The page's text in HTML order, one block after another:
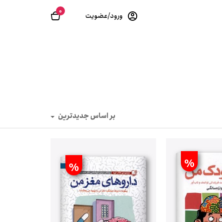
0 ورود/عضویت
بر اساس جدیدترین
%
%